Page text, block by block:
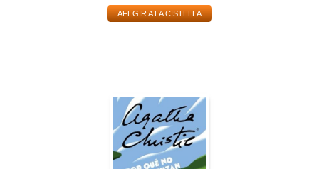
AFEGIR A LA CISTELLA